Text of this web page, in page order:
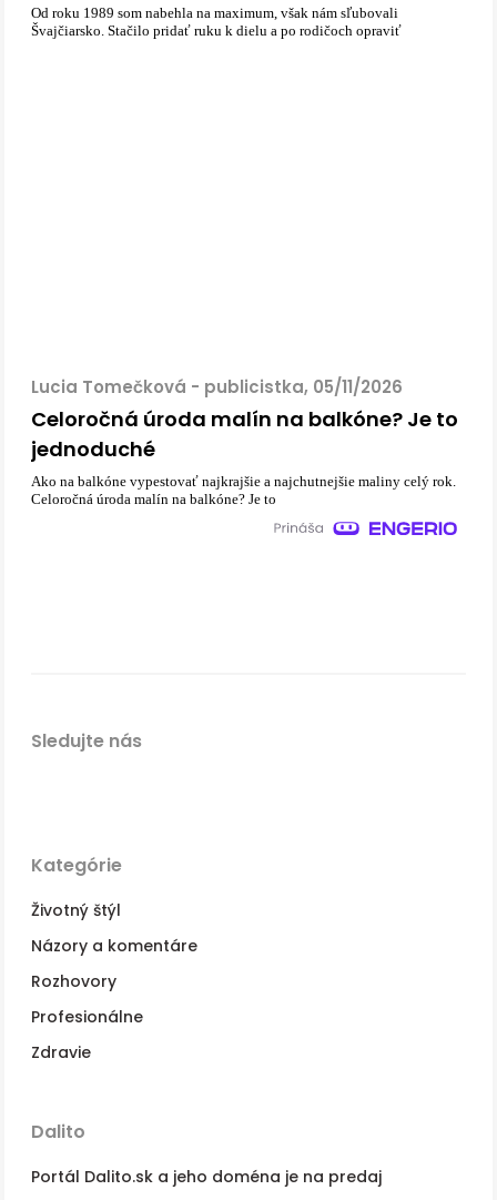
Od roku 1989 som nabehla na maximum, však nám sľubovali
Švajčiarsko. Stačilo pridať ruku k dielu a po rodičoch opraviť
Lucia Tomečková - publicistka, 05/11/2026
Celoročná úroda malín na balkóne? Je to
jednoduché
Ako na balkóne vypestovať najkrajšie a najchutnejšie maliny celý rok.
Celoročná úroda malín na balkóne? Je to
Kategórie
Životný štýl
Názory a komentáre
Rozhovory
Profesionálne
Zdravie
Dalito
Portál Dalito.sk a jeho doména je na predaj
Sledujte nás